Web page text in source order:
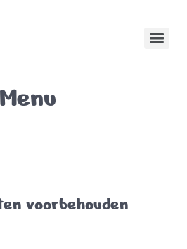
voorbehouden